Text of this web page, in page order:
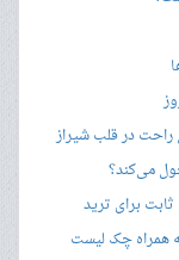
راحت در قلب شیراز
برای ترید
همراه چک لیست